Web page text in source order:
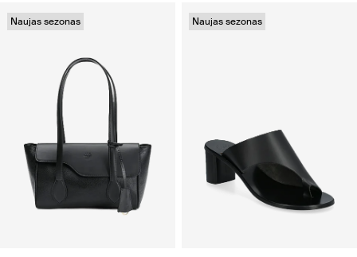
Naujas sezonas Naujas sezonas